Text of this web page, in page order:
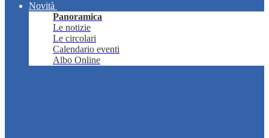
Novità
Panoramica
Le notizie
Le circolari
Calendario eventi
Albo Online